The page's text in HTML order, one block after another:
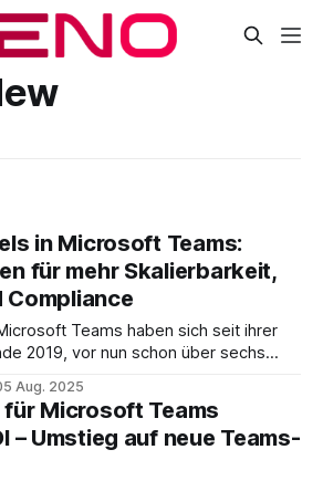
in Microsoft Teams:
für mehr Skalierbarkeit,
Compliance
Teams haben sich seit ihrer
2019, vor nun schon über sechs
Sie bieten Teammitgliedern
für vertrauliche Diskussionen, die
einer Teams-Gruppe zugänglich sein
Aug. 2025
Microsoft Teams
– Umstieg auf neue Teams-